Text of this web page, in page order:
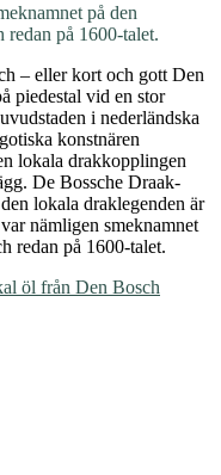
på den
redan på 1600-talet.
– eller kort och gott Den
piedestal vid en stor
i nederländska
konstnären
lokala drakkopplingen
De Bossche Draak-
lokala draklegenden är
nämligen smeknamnet
redan på 1600-talet.